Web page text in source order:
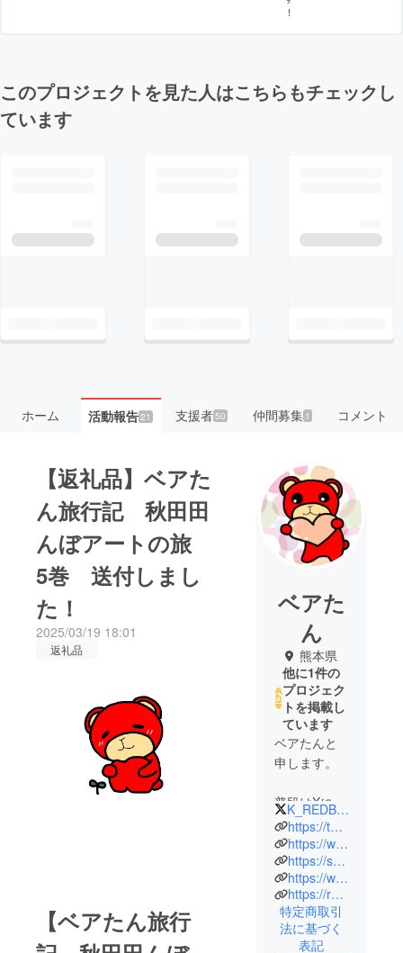
！
このプロジェクトを見た人はこちらもチェックし
ています
ホーム 活動報告21 支援者50 仲間募集 1 コメント
【返礼品】ベアた
ん旅行記 秋田田
んぼアートの旅
5巻 送付しまし
た！
2025/03/19 18:01
返礼品
【ベアたん旅行
ベアた
ん
熊本県
他に1件の
プロジェク
トを掲載し
ています
ベアたんと
申します。
普段はXにて
広報の仕事
を担当して
います。
お仕事を通
して、様々
な鉄道の方
K_REDBEARS
https://twitter.com/K_REDBEARS
https://www.instagram.com/beartan_k/
https://suzuri.jp/Bear_tan
https://www.ac-illust.com/main/profile.php?id=23810216&area=1
https://redbears.theshop.jp/
特定商取引
法に基づく
表記